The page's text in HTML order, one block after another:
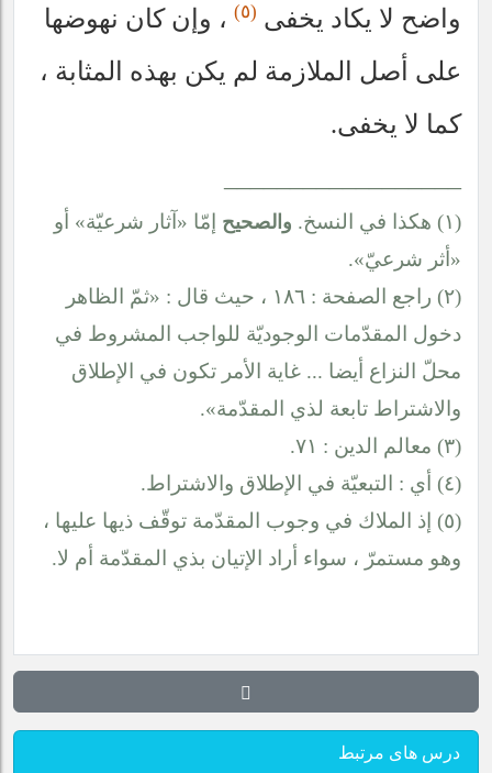
واضح لا يكاد يخفى (٥)
، وإن كان نهوضها
على أصل الملازمة لم يكن بهذه المثابة ،
كما لا يخفى.
(١) هكذا في النسخ. والصحيح إمّا «آثار شرعيّة» أو
«أثر شرعيّ».
(٢) راجع الصفحة : ١٨٦ ، حيث قال : «ثمّ الظاهر
دخول المقدّمات الوجوديّة للواجب المشروط في
محلّ النزاع أيضا ... غاية الأمر تكون في الإطلاق
والاشتراط تابعة لذي المقدّمة».
(٣) معالم الدين : ٧١.
(٤) أي : التبعيّة في الإطلاق والاشتراط.
(٥) إذ الملاك في وجوب المقدّمة توقّف ذيها عليها ،
وهو مستمرّ ، سواء أراد الإتيان بذي المقدّمة أم لا.
درس های مرتبط